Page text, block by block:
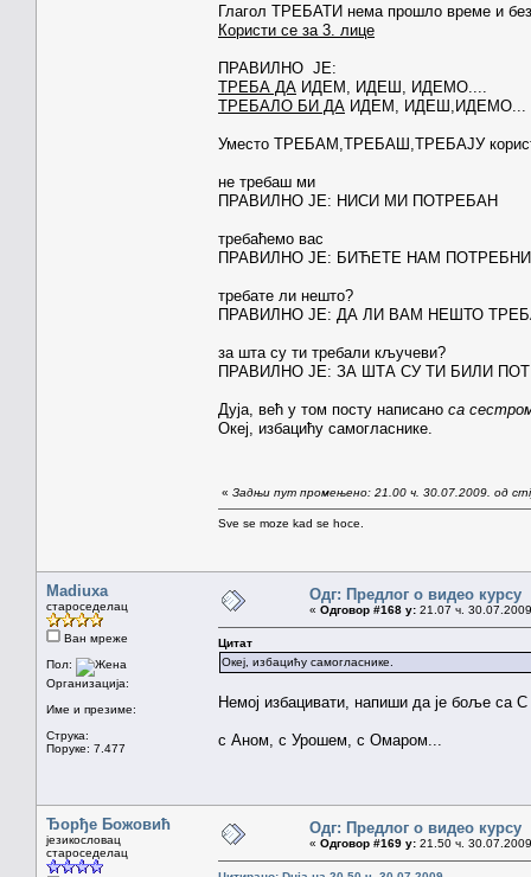
Глагол ТРЕБАТИ нема прошло време и
Користи се за 3. лице
ПРАВИЛНО ЈЕ:
ТРЕБА ДА ИДЕМ, ИДЕШ, ИДЕМО....
ТРЕБАЛО БИ ДА ИДЕМ, ИДЕШ,ИДЕМО...
Уместо ТРЕБАМ,ТРЕБАШ,ТРЕБАЈУ
не требаш ми
ПРАВИЛНО ЈЕ: НИСИ МИ ПОТРЕБАН
требаћемо вас
ПРАВИЛНО ЈЕ: БИЋЕТЕ НАМ ПОТРЕБНИ
требате ли нешто?
ПРАВИЛНО ЈЕ: ДА ЛИ ВАМ НЕШТО
за шта су ти требали кључеви?
ПРАВИЛНО ЈЕ: ЗА ШТА СУ ТИ БИЛИ
Дуја, већ у том посту написано са
Океј, избацићу самогласнике.
« Задњи пут промењено: 21.00 ч. 30.07.2009. од
Sve se moze kad se hoce.
Madiuxa
староседелац
Ван мреже
Пол:
Организација:
Име и презиме:
Струка:
Поруке: 7.477
Одг: Предлог о видео курсу
« Одговор #168 у: 21.07 ч.
Цитат
Океј, избацићу самогласнике.
Немој избацивати, напиши да је боље са
с Аном, с Урошем, с Омаром...
Ђорђе Божовић
језикословац
староседелац
Одг: Предлог о видео курсу
« Одговор #169 у: 21.50 ч.